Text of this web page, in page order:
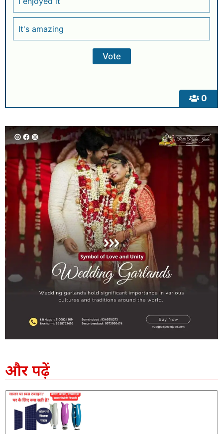
0
It's amazing
और पढ़ें